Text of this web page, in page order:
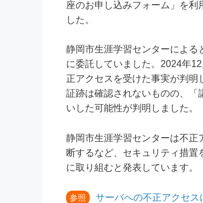
座のお申し込みフォーム」を
した。
静岡市生涯学習センターによる
に委託していました。2024年
正アクセスを受けた事実が判
証跡は確認されないものの、「
いした可能性が判明しました。
静岡市生涯学習センターは不正
断するなど、セキュリティ措
に取り組むと発表しています。
参照
サーバへの不正アクセ